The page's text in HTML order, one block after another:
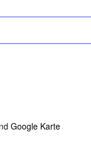
Google Karte